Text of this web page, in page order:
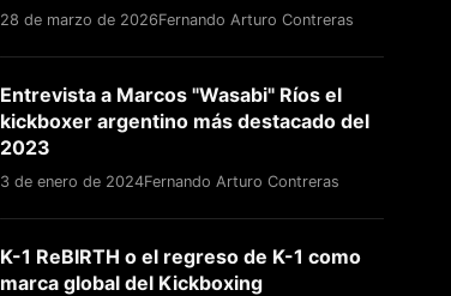
28 de marzo de 2026Fernando Arturo Contreras
Entrevista a Marcos "Wasabi" Ríos el
kickboxer argentino más destacado del
2023
3 de enero de 2024Fernando Arturo Contreras
K-1 ReBIRTH o el regreso de K-1 como
marca global del Kickboxing